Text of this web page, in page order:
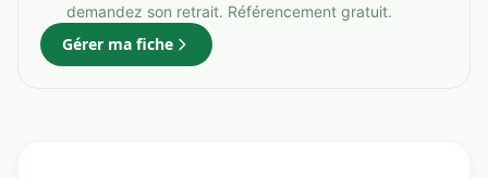
demandez son retrait. Référencement gratuit.
Gérer ma fiche